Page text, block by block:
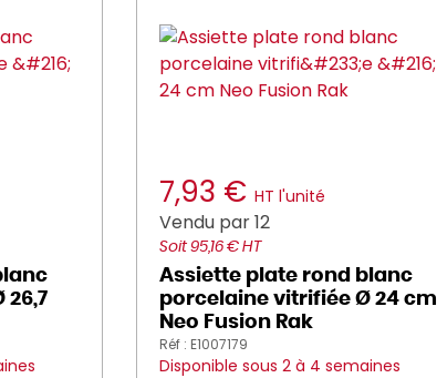
7,93 € HT l'unité
Vendu par 12
Soit 95,16 € HT
Assiette plate rond blanc
porcelaine vitrifiée Ø 24 cm
Neo Fusion Rak
Réf : E1007179
Disponible sous 2 à 4 semaines